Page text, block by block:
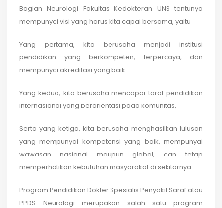
Bagian Neurologi Fakultas Kedokteran UNS tentunya
mempunyai visi yang harus kita capai bersama, yaitu
Yang pertama, kita berusaha menjadi institusi
pendidikan yang berkompeten, terpercaya, dan
mempunyai akreditasi yang baik
Yang kedua, kita berusaha mencapai taraf pendidikan
internasional yang berorientasi pada komunitas,
Serta yang ketiga, kita berusaha menghasilkan lulusan
yang mempunyai kompetensi yang baik, mempunyai
wawasan nasional maupun global, dan tetap
memperhatikan kebutuhan masyarakat di sekitarnya
Program Pendidikan Dokter Spesialis Penyakit Saraf atau
PPDS Neurologi merupakan salah satu program